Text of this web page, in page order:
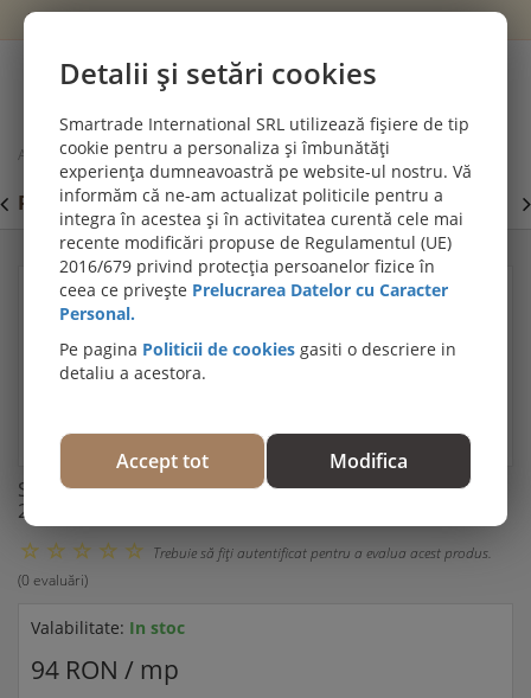
Cont
Acasă
Materiale montaj & întreținere parchet
Substrat parchet, pluta si cauciuc, Bona U300, 3mm, 20m/rola
PROMOȚII DE IULIE! PARCHET SPC SI LVT: Viziteaza
secțiunea de pardoseli SPC SI LVT
Substrat parchet, pluta si cauciuc, Bona U300, 3mm,
20m/rola
Trebuie să fiţi autentificat pentru a evalua acest produs.
(0 evaluări)
Valabilitate: In stoc
94 RON / mp
Detalii și setări cookies
Smartrade International SRL utilizează fișiere de tip
cookie pentru a personaliza și îmbunătăți
experiența dumneavoastră pe website-ul nostru. Vă
informăm că ne-am actualizat politicile pentru a
integra în acestea și în activitatea curentă cele mai
recente modificări propuse de Regulamentul (UE)
2016/679 privind protecția persoanelor fizice în
ceea ce privește Prelucrarea Datelor cu Caracter
Personal.
Pe pagina Politicii de cookies gasiti o descriere in
detaliu a acestora.
Accept tot Modifica